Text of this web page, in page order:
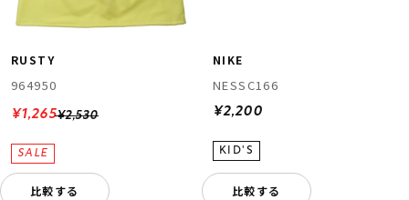
RUSTY
964950
¥2,530
¥1,265
比較する
NIKE
NESSC166
¥2,200
比較する